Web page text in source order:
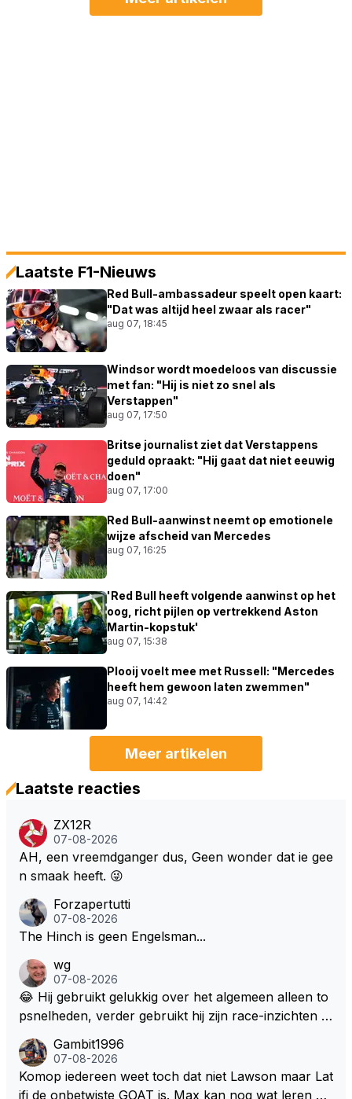
Laatste F1-Nieuws
Red Bull-ambassadeur speelt open kaart:
"Dat was altijd heel zwaar als racer"
aug 07, 18:45
Windsor wordt moedeloos van discussie
met fan: "Hij is niet zo snel als
Verstappen"
aug 07, 17:50
Britse journalist ziet dat Verstappens
geduld opraakt: "Hij gaat dat niet eeuwig
doen"
aug 07, 17:00
Red Bull-aanwinst neemt op emotionele
wijze afscheid van Mercedes
aug 07, 16:25
'Red Bull heeft volgende aanwinst op het
oog, richt pijlen op vertrekkend Aston
Martin-kopstuk'
aug 07, 15:38
Plooij voelt mee met Russell: "Mercedes
heeft hem gewoon laten zwemmen"
aug 07, 14:42
Meer artikelen
Laatste reacties
ZX12R
07-08-2026
AH, een vreemdganger dus, Geen wonder dat ie gee
n smaak heeft. 😜
Forzapertutti
07-08-2026
The Hinch is geen Engelsman...
wg
07-08-2026
😂 Hij gebruikt gelukkig over het algemeen alleen to
psnelheden, verder gebruikt hij zijn race-inzichten q
een bocht zegt helemaal niets, dus wat dat betreft h
eeft hij sowieso gelijk 😂.
Gambit1996
07-08-2026
Komop iedereen weet toch dat niet Lawson maar Lat
ifi de onbetwiste GOAT is. Max kan nog wat leren va